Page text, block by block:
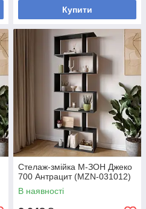
Купити
Стелаж-змійка М-ЗОН Джеко
700 Антрацит (MZN-031012)
В наявності